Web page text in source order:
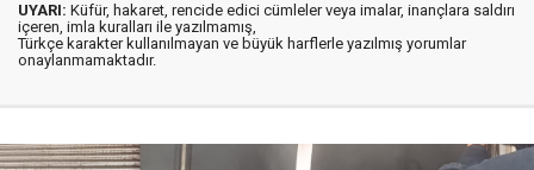
UYARI: Küfür, hakaret, rencide edici cümleler veya imalar, inançlara saldırı
içeren, imla kuralları ile yazılmamış,
Türkçe karakter kullanılmayan ve büyük harflerle yazılmış yorumlar
onaylanmamaktadır.